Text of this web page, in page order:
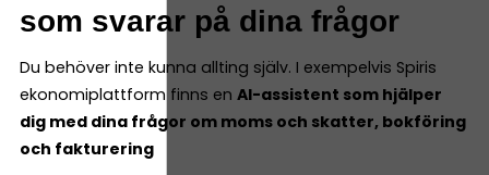
som svarar på dina frågor
Du behöver inte kunna allting själv. I exempelvis Spiris
ekonomiplattform finns en AI-assistent som hjälper
dig med dina frågor om moms och skatter, bokföring
och fakturering